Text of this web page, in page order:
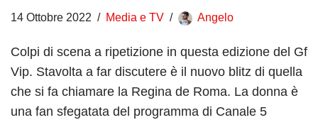
14 Ottobre 2022 Media e TV Angelo
Colpi di scena a ripetizione in questa edizione del Gf
Vip. Stavolta a far discutere è il nuovo blitz di quella
che si fa chiamare la Regina de Roma. La donna è
una fan sfegatata del programma di Canale 5